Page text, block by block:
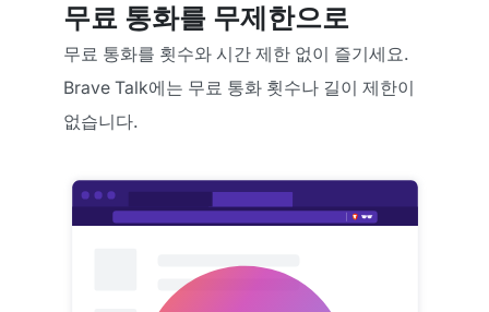
무료 통화를 무제한으로
무료 통화를 횟수와 시간 제한 없이 즐기세요.
Brave Talk에는 무료 통화 횟수나 길이 제한이
없습니다.